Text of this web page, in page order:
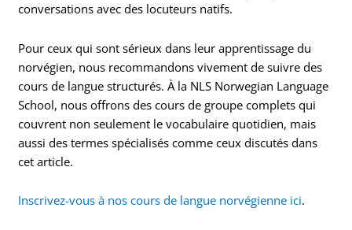
conversations avec des locuteurs natifs.
Pour ceux qui sont sérieux dans leur apprentissage du
norvégien, nous recommandons vivement de suivre des
cours de langue structurés. À la NLS Norwegian Language
School, nous offrons des cours de groupe complets qui
couvrent non seulement le vocabulaire quotidien, mais
aussi des termes spécialisés comme ceux discutés dans
cet article.
Inscrivez-vous à nos cours de langue norvégienne ici.